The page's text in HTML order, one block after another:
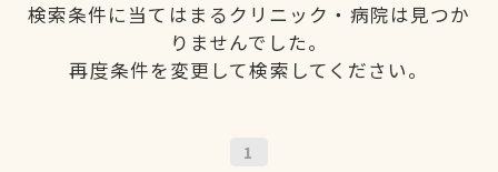
検索条件に当てはまるクリニック・病院は見つか
りませんでした。
再度条件を変更して検索してください。
1